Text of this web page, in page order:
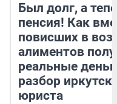
Был долг, а
пенсия! Как
повисших в
алиментов
реальные
разбор
юриста